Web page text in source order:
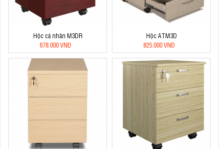
Hộc cá nhân M3DR
678.000 VNĐ
Hộc ATM3D
825.000 VNĐ